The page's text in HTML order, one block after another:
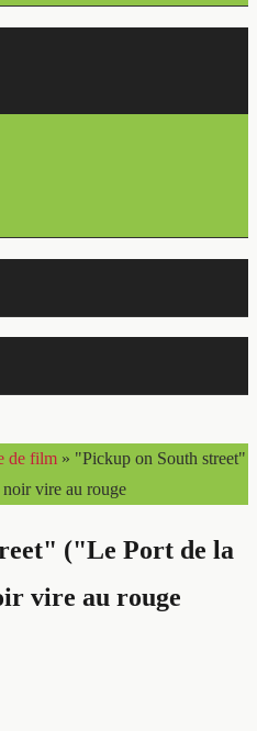
de film » "Pickup on South street"
vire au rouge
("Le Port de la
vire au rouge